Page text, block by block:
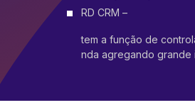
RD CRM –
tem a função de
nda agregando grande